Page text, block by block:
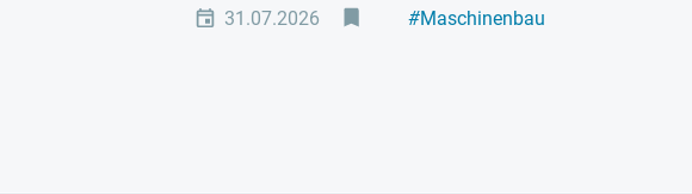
31.07.2026 #Maschinenbau